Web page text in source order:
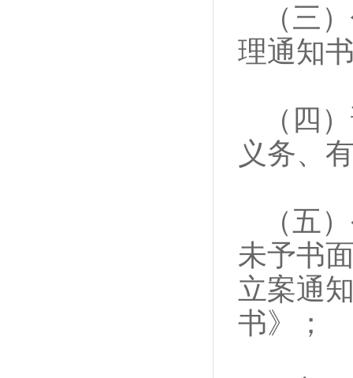
（三
理通知
（四
义务、
（五
未予书
立案通
书》；